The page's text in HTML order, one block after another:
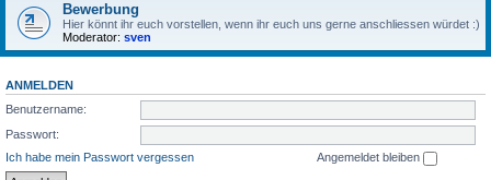
Bewerbung
Hier könnt ihr euch vorstellen, wenn ihr euch uns gerne anschliessen würdet :)
Moderator: sven
ANMELDEN
Benutzername:
Passwort:
Ich habe mein Passwort vergessen
Angemeldet bleiben